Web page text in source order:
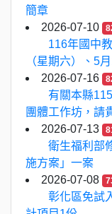
簡章
2026-07-10
116年國中
（星期六）、5
2026-07-16
有關本縣
團體工作坊，請
2026-07-13
衛生福利部
施方案」一案
2026-07-08
彰化區免試